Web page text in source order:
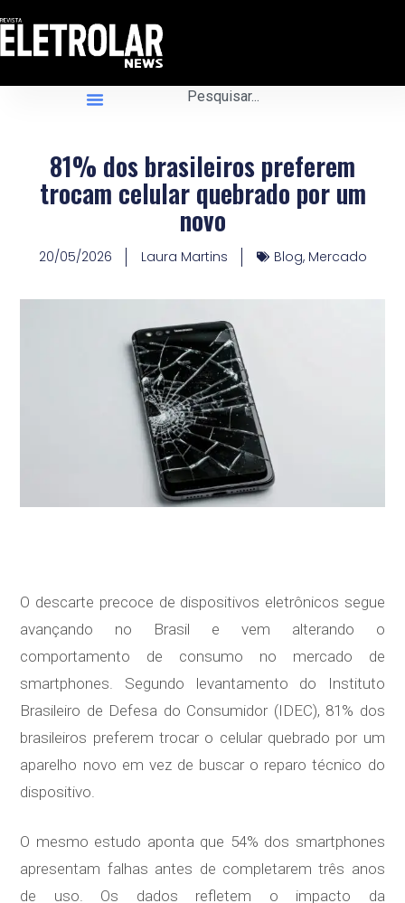
81% dos brasileiros preferem
trocam celular quebrado por um
novo
20/05/2026 Laura Martins Blog, Mercado
O descarte precoce de dispositivos eletrônicos segue
avançando no Brasil e vem alterando o
comportamento de consumo no mercado de
smartphones. Segundo levantamento do Instituto
Brasileiro de Defesa do Consumidor (IDEC), 81% dos
brasileiros preferem trocar o celular quebrado por um
aparelho novo em vez de buscar o reparo técnico do
dispositivo.
O mesmo estudo aponta que 54% dos smartphones
apresentam falhas antes de completarem três anos
de uso. Os dados refletem o impacto da